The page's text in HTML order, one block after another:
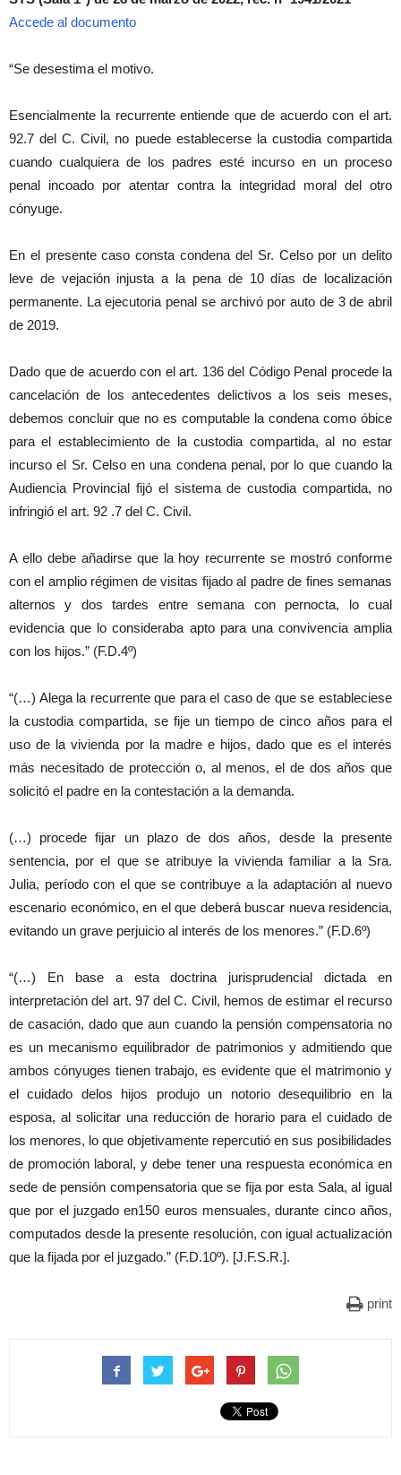
Accede al documento
“Se desestima el motivo.
Esencialmente la recurrente entiende que de acuerdo con el art.
92.7 del C. Civil, no puede establecerse la custodia compartida
cuando cualquiera de los padres esté incurso en un proceso
penal incoado por atentar contra la integridad moral del otro
cónyuge.
En el presente caso consta condena del Sr. Celso por un delito
leve de vejación injusta a la pena de 10 días de localización
permanente. La ejecutoria penal se archivó por auto de 3 de abril
de 2019.
Dado que de acuerdo con el art. 136 del Código Penal procede la
cancelación de los antecedentes delictivos a los seis meses,
debemos concluir que no es computable la condena como óbice
para el establecimiento de la custodia compartida, al no estar
incurso el Sr. Celso en una condena penal, por lo que cuando la
Audiencia Provincial fijó el sistema de custodia compartida, no
infringió el art. 92 .7 del C. Civil.
A ello debe añadirse que la hoy recurrente se mostró conforme
con el amplio régimen de visitas fijado al padre de fines semanas
alternos y dos tardes entre semana con pernocta, lo cual
evidencia que lo consideraba apto para una convivencia amplia
con los hijos.” (F.D.4º)
“(…) Alega la recurrente que para el caso de que se estableciese
la custodia compartida, se fije un tiempo de cinco años para el
uso de la vivienda por la madre e hijos, dado que es el interés
más necesitado de protección o, al menos, el de dos años que
solicitó el padre en la contestación a la demanda.
(…) procede fijar un plazo de dos años, desde la presente
sentencia, por el que se atribuye la vivienda familiar a la Sra.
Julia, período con el que se contribuye a la adaptación al nuevo
escenario económico, en el que deberá buscar nueva residencia,
evitando un grave perjuicio al interés de los menores.” (F.D.6º)
“(…) En base a esta doctrina jurisprudencial dictada en
interpretación del art. 97 del C. Civil, hemos de estimar el recurso
de casación, dado que aun cuando la pensión compensatoria no
es un mecanismo equilibrador de patrimonios y admitiendo que
ambos cónyuges tienen trabajo, es evidente que el matrimonio y
el cuidado delos hijos produjo un notorio desequilibrio en la
esposa, al solicitar una reducción de horario para el cuidado de
los menores, lo que objetivamente repercutió en sus posibilidades
de promoción laboral, y debe tener una respuesta económica en
sede de pensión compensatoria que se fija por esta Sala, al igual
que por el juzgado en150 euros mensuales, durante cinco años,
computados desde la presente resolución, con igual actualización
que la fijada por el juzgado.” (F.D.10º). [J.F.S.R.].
print